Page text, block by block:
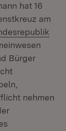
hat 16
am
Bürger
nehmen